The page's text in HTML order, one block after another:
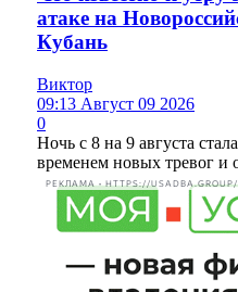
атаке на
Кубань
Виктор
09:13 Август 09 2026
0
Ночь с 8 на 9 августа
временем новых тревог и
РЕКЛАМА • HTTPS://USADBA.GROUP/